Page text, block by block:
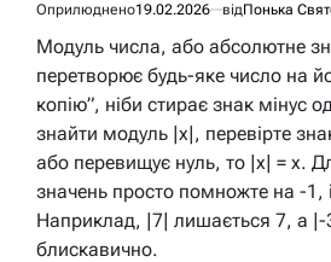
Оприлюднено19.02.2026 відПонька
Модуль числа, або абсолютне
перетворює будь-яке число на
копію”, ніби стирає знак
знайти модуль |x|, перевірте
або перевищує нуль, то |x| = x.
значень просто помножте на -1,
Наприклад, |7| лишається 7, а |-
блискавично.